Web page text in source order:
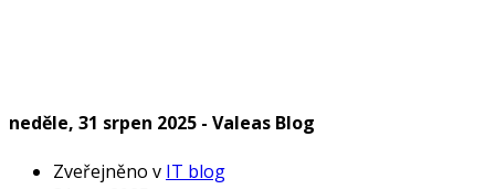
neděle, 31 srpen 2025 - Valeas Blog
Zveřejněno v IT blog